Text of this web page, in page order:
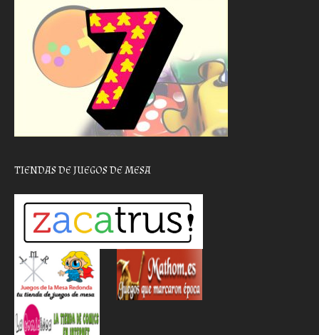
TIENDAS DE JUEGOS DE MESA